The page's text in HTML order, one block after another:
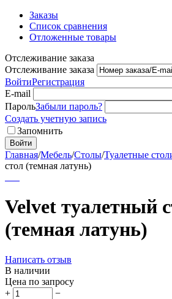
Заказы
Список сравнения
Отложенные товары
Отслеживание заказа
Отслеживание заказа
ВойтиРегистрация
E-mail
ПарольЗабыли пароль?
Создать учетную запись
Запомнить
Войти
Главная/Мебель/Столы/Туалетные
стол (темная латунь)
Velvet туалетный
(темная латунь)
Написать отзыв
В наличии
Цена по запросу
+
−